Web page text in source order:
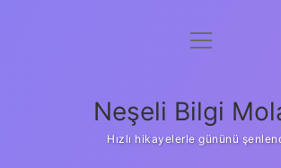
Anasayfa
Yasal Uyarı
menüyü
Neşeli Bilgi
Hızlı hikayelerle gününü